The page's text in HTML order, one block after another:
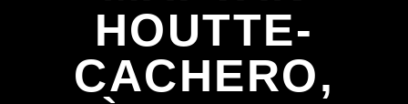
HOUTTE-
CACHERO,